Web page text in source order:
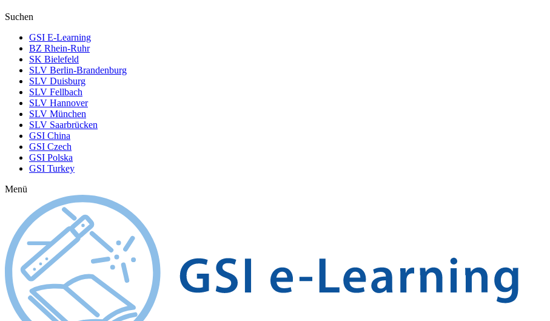
Suchen
GSI E-Learning
BZ Rhein-Ruhr
SK Bielefeld
SLV Berlin-Brandenburg
SLV Duisburg
SLV Fellbach
SLV Hannover
SLV München
SLV Saarbrücken
GSI China
GSI Czech
GSI Polska
GSI Turkey
Menü